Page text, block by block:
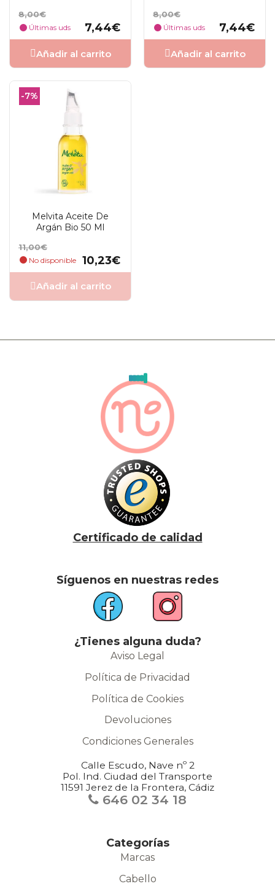
Precio
base
8,00€
Últimas uds
Precio
7,44€
Añadir al carrito
Precio
base
8,00€
Últimas uds
Precio
7,44€
Añadir al carrito
-7%
Melvita Aceite De
Argán Bio 50 Ml
Precio
base
11,00€
No disponible
Precio
10,23€
Añadir al carrito
Certificado de calidad
Síguenos en nuestras redes
¿Tienes alguna duda?
Aviso Legal
Política de Privacidad
Política de Cookies
Devoluciones
Condiciones Generales
Calle Escudo, Nave nº 2
Pol. Ind. Ciudad del Transporte
11591 Jerez de la Frontera, Cádiz
646 02 34 18
Categorías
Marcas
Cabello